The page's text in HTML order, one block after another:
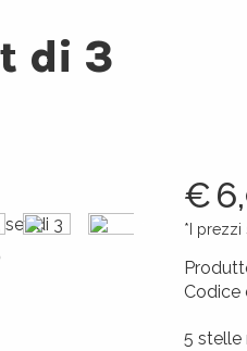
di 3
€
*I prezzi
Codice
5 stelle